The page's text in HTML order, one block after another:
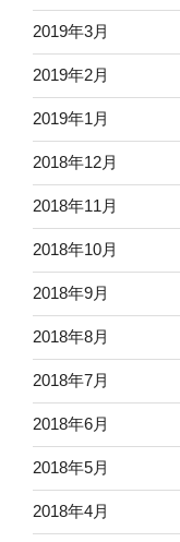
2019年3月
2019年2月
2019年1月
2018年12月
2018年11月
2018年10月
2018年9月
2018年8月
2018年7月
2018年6月
2018年5月
2018年4月